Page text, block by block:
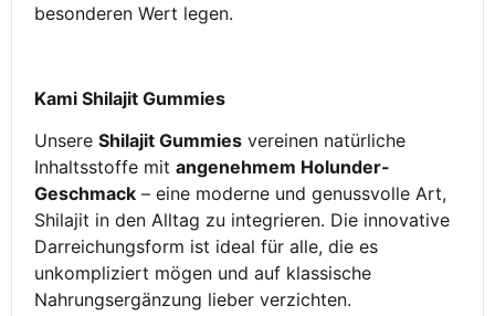
besonderen Wert legen.
Kami Shilajit Gummies
Unsere Shilajit Gummies vereinen natürliche
Inhaltsstoffe mit angenehmem Holunder-
Geschmack – eine moderne und genussvolle Art,
Shilajit in den Alltag zu integrieren. Die innovative
Darreichungsform ist ideal für alle, die es
unkompliziert mögen und auf klassische
Nahrungsergänzung lieber verzichten.